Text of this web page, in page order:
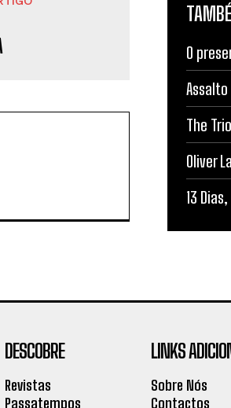
O
The Trio
Oliver
13
DESCOBRE
Revistas
Passatempos
LINKS
Sobre Nós
Contactos